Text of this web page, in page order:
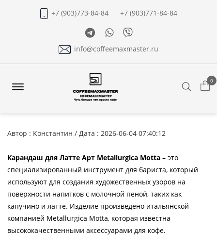
+7 (903)773-84-84
+7 (903)771-84-84
TelegramWhatsapp
Viber
info@coffeemaxmaster.ru
0
Автор : Константин / Дата : 2026-06-04 07:40:12
Карандаш для Латте Арт Metallurgica Motta – это
специализированный инструмент для бариста, который
используют для создания художественных узоров на
поверхности напитков с молочной пеной, таких как
капучино и латте. Изделие произведено итальянской
компанией Metallurgica Motta, которая известна
высококачественными аксессуарами для кофе.